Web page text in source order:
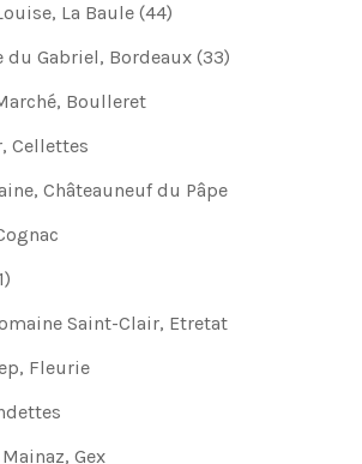
La Baule (44)
du Gabriel, Bordeaux (33)
Boulleret
Cellettes
Châteauneuf du Pâpe
Saint-Clair, Etretat
Fleurie
Gex